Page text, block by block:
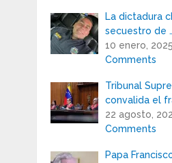
La dictadura
secuestro de
10 enero, 2025
Comments
Tribunal
convalida el
22 agosto,
Comments
Papa